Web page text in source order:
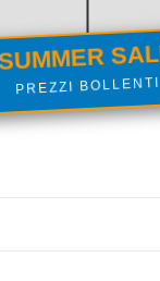
PREZZI BOLLENTI
VENDITE